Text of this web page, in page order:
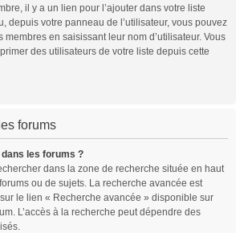
il y a un lien pour l’ajouter dans votre liste
depuis votre panneau de l’utilisateur, vous pouvez
membres en saisissant leur nom d’utilisateur. Vous
des utilisateurs de votre liste depuis cette
forums
les forums ?
dans la zone de recherche située en haut
ou de sujets. La recherche avancée est
le lien « Recherche avancée » disponible sur
L’accès à la recherche peut dépendre des